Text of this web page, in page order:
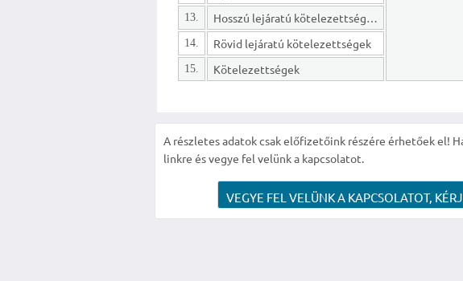
13. Hosszú lejáratú kötelezettségek
14. Rövid lejáratú kötelezettségek
15. Kötelezettségek
A részletes adatok csak előfizetőink részére érhetőek el!
linkre és vegye fel velünk a kapcsolatot.
VEGYE FEL VELÜNK A KAPCSOLATOT,